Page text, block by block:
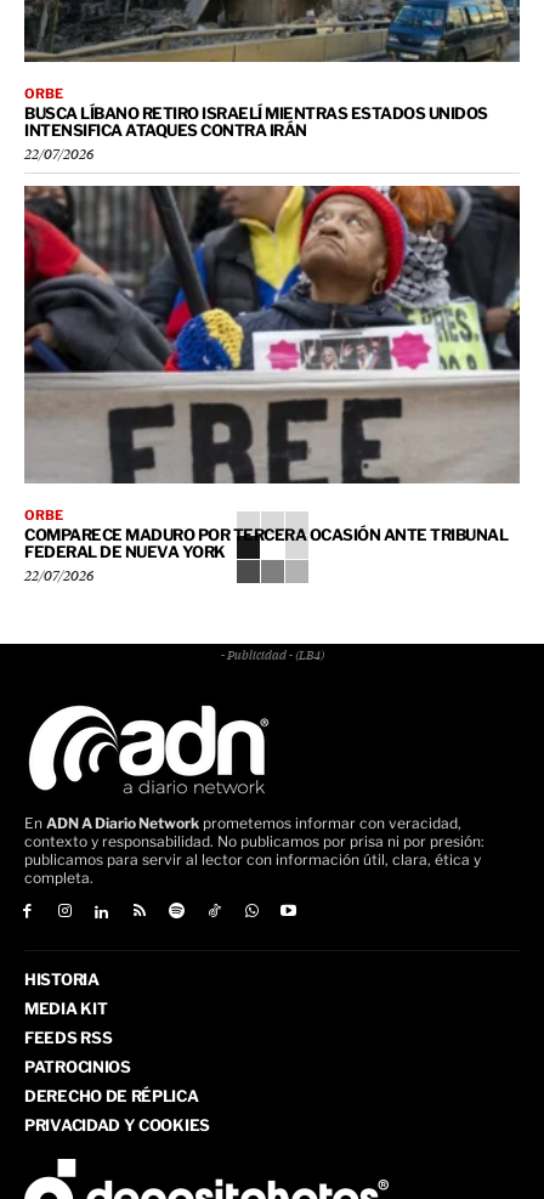
ORBE
BUSCA LÍBANO RETIRO ISRAELÍ MIENTRAS ESTADOS UNIDOS
INTENSIFICA ATAQUES CONTRA IRÁN
22/07/2026
ORBE
COMPARECE MADURO POR TERCERA OCASIÓN ANTE TRIBUNAL
FEDERAL DE NUEVA YORK
22/07/2026
- Publicidad - (LB4)
En ADN A Diario Network prometemos informar con veracidad,
contexto y responsabilidad. No publicamos por prisa ni por presión:
publicamos para servir al lector con información útil, clara, ética y
completa.
HISTORIA
MEDIA KIT
FEEDS RSS
PATROCINIOS
DERECHO DE RÉPLICA
PRIVACIDAD Y COOKIES